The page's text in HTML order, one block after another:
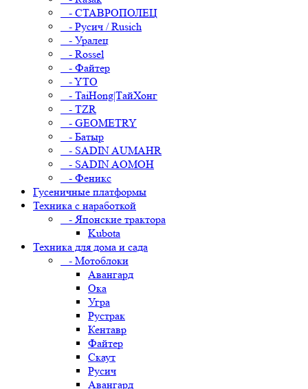
- СТАВРОПОЛЕЦ
- Русич / Rusich
- Уралец
- Rossel
- Файтер
- YTO
- TaiHong|ТайХонг
- TZR
- GEOMETRY
- Батыр
- SADIN AUMAHR
- SADIN AOMOH
- Феникс
Гусеничные платформы
Техника с наработкой
- Японские трактора
Kubota
Техника для дома и сада
- Мотоблоки
Авангард
Ока
Угра
Рустрак
Кентавр
Файтер
Скаут
Русич
Авангард